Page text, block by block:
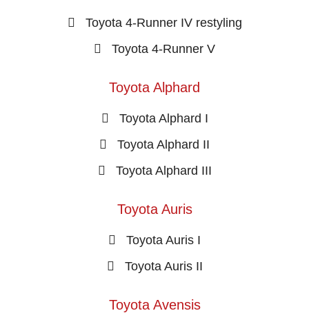
Toyota 4-Runner IV restyling
Toyota 4-Runner V
Toyota Alphard
Toyota Alphard I
Toyota Alphard II
Toyota Alphard III
Toyota Auris
Toyota Auris I
Toyota Auris II
Toyota Avensis